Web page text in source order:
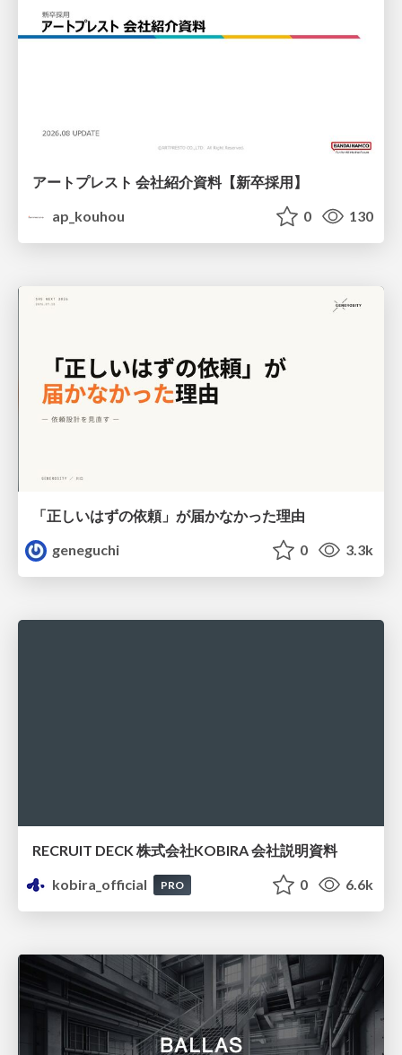
アートプレスト 会社紹介資料【新卒採用】
ap_kouhou
0 130
「正しいはずの依頼」が届かなかった理由
geneguchi
0 3.3k
RECRUIT DECK 株式会社KOBIRA 会社説明資料
kobira_official
PRO 0 6.6k